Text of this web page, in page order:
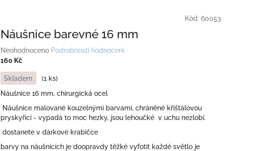
Kód: 60053
Náušnice barevné 16 mm
Průměrné
hodnocení
je
0,0
z
5
hvězdiček.
Neohodnoceno Podrobnosti hodnocení
160 Kč
Měrná
cena:
Skladem
(1 ks)
Náušnice 16 mm, chirurgická ocel
Náušnice malované kouzelnými barvami, chráněné křištálovou
pryskyřicí - vypadá to moc hezky, jsou lehoučké v uchu nezlobí.
dostanete v dárkové krabičce
barvy na náušnicích je doopravdy těžké vyfotit každé světlo je